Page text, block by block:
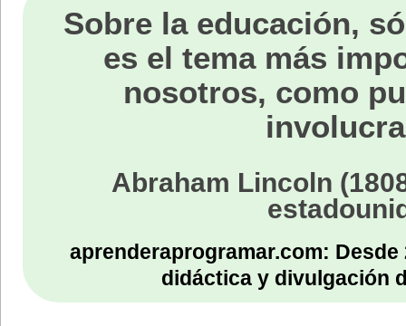
Sobre la educación,
es el tema más
nosotros, como
Abraham Lincoln
aprenderaprogramar.com:
didáctica y divulgación